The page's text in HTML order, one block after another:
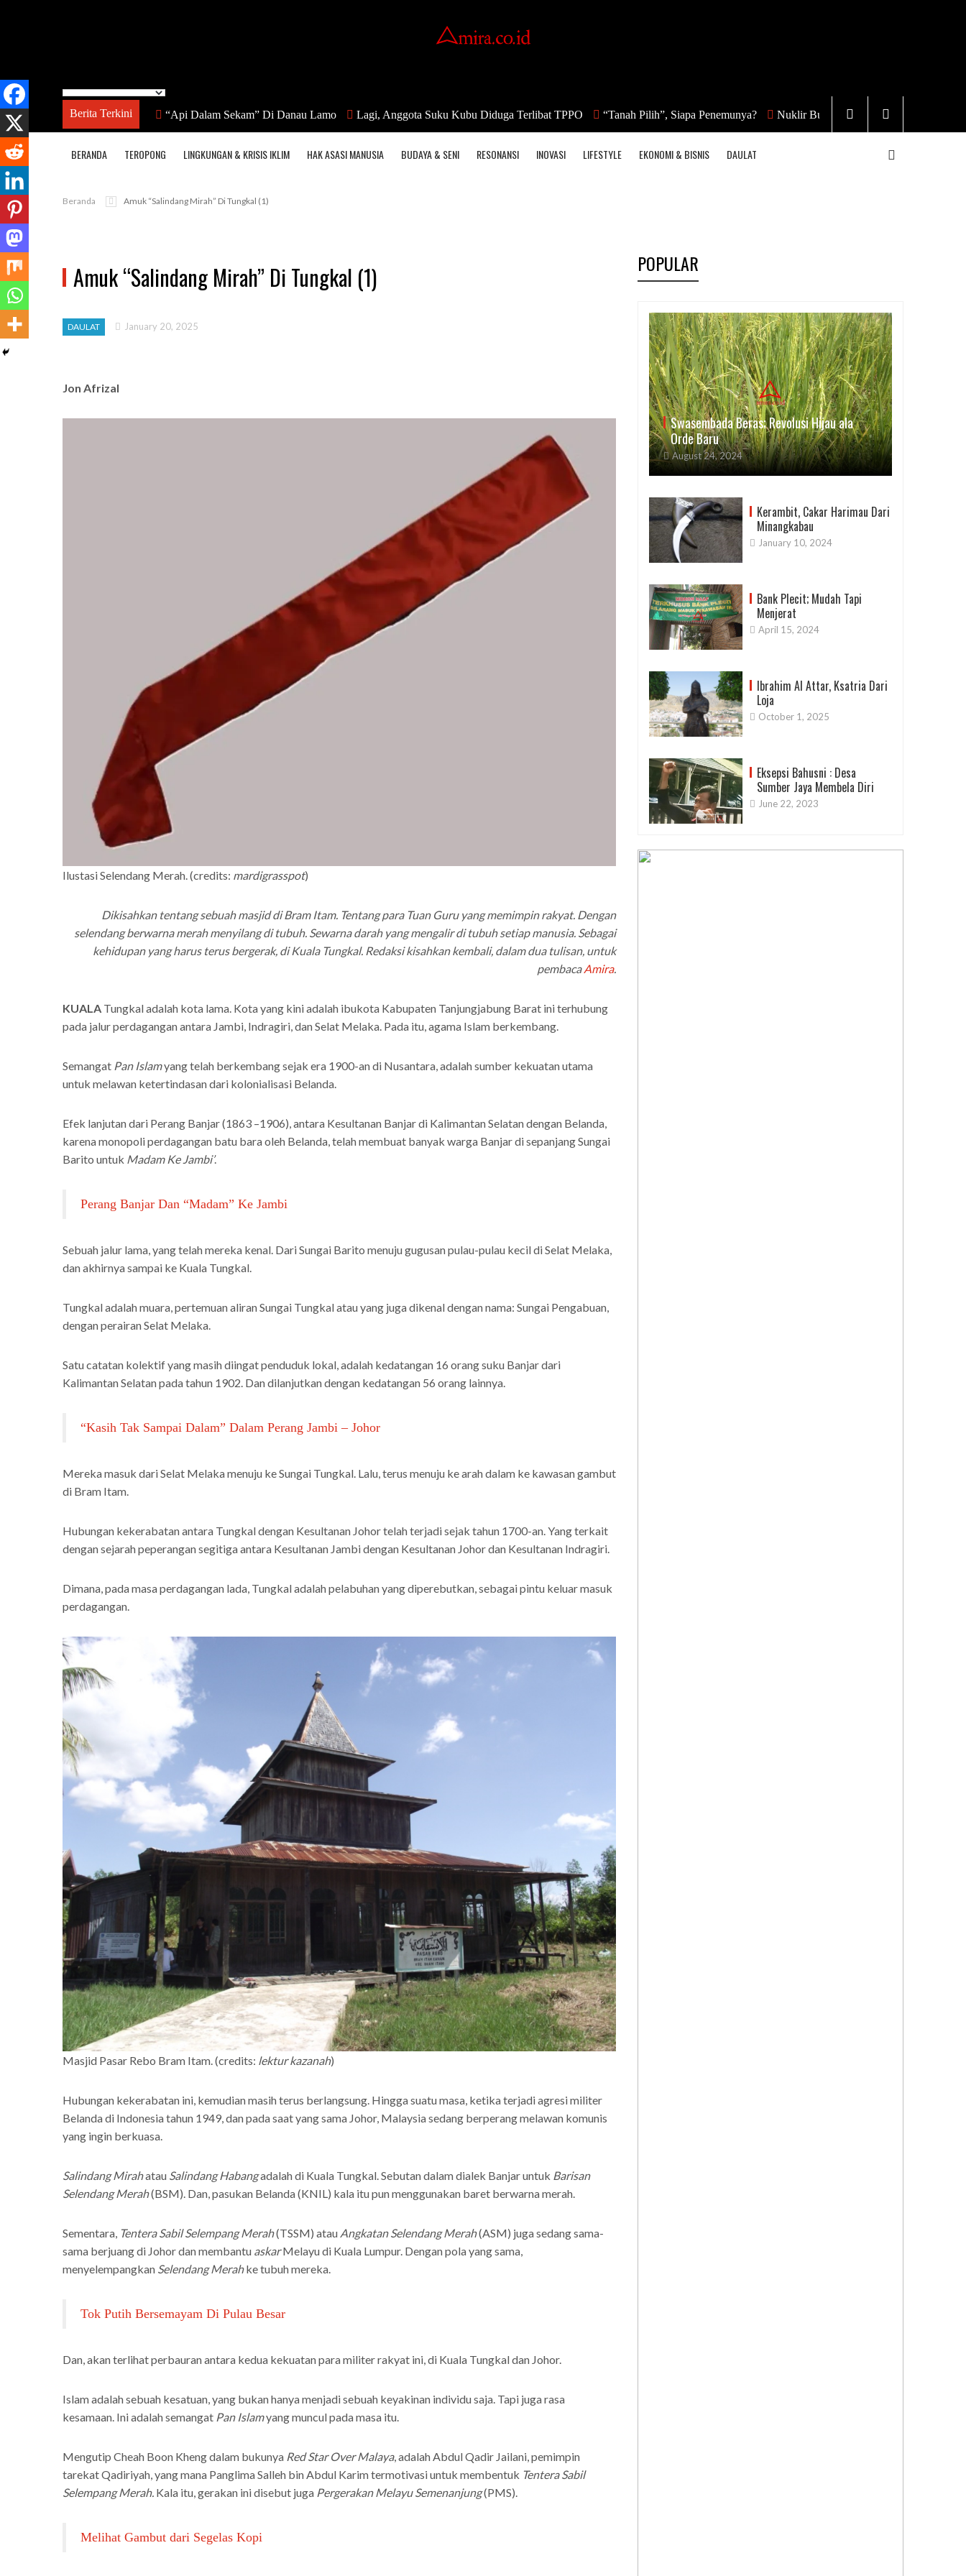
Berita Terkini“Api Dalam Sekam” Di Danau Lamo Lagi, Anggota Suku Kubu Diduga Terlibat TPPO “Tanah Pilih”, Siapa Penemunya? Nuklir Bukan Energi Terbarukan
BERANDA TEROPONG LINGKUNGAN & KRISIS IKLIM HAK ASASI MANUSIA BUDAYA & SENI RESONANSI INOVASI LIFESTYLE EKONOMI & BISNIS DAULAT
Beranda Amuk “Salindang Mirah” Di Tungkal (1)
Amuk “Salindang Mirah” Di Tungkal (1)
DAULAT January 20, 2025
Jon Afrizal
Ilustasi Selendang Merah. (credits: mardigrasspot)
Dikisahkan tentang sebuah masjid di Bram Itam. Tentang para Tuan Guru yang memimpin rakyat. Dengan
selendang berwarna merah menyilang di tubuh. Sewarna darah yang mengalir di tubuh setiap manusia. Sebagai
kehidupan yang harus terus bergerak, di Kuala Tungkal. Redaksi kisahkan kembali, dalam dua tulisan, untuk
pembacaAmira.
KUALA Tungkal adalah kota lama. Kota yang kini adalah ibukota Kabupaten Tanjungjabung Barat ini terhubung
pada jalur perdagangan antara Jambi, Indragiri, dan Selat Melaka. Pada itu, agama Islam berkembang.
Semangat Pan Islamyang telah berkembang sejak era 1900-an di Nusantara, adalah sumber kekuatan utama
untuk melawan ketertindasan dari kolonialisasi Belanda.
Efek lanjutan dari Perang Banjar (1863 –1906), antara Kesultanan Banjar di Kalimantan Selatan dengan Belanda,
karena monopoli perdagangan batu bara oleh Belanda, telah membuat banyak warga Banjar di sepanjang Sungai
Barito untuk Madam Ke Jambi’.
Perang Banjar Dan “Madam” Ke Jambi
Sebuah jalur lama, yang telah mereka kenal. Dari Sungai Barito menuju gugusan pulau-pulau kecil di Selat Melaka,
dan akhirnya sampai ke Kuala Tungkal.
Tungkal adalah muara, pertemuan aliran Sungai Tungkal atau yang juga dikenal dengan nama: Sungai Pengabuan,
dengan perairan Selat Melaka.
Satu catatan kolektif yang masih diingat penduduk lokal, adalah kedatangan 16 orang suku Banjar dari
Kalimantan Selatan pada tahun 1902. Dan dilanjutkan dengan kedatangan 56 orang lainnya.
“Kasih Tak Sampai Dalam” Dalam Perang Jambi – Johor
Mereka masuk dari Selat Melaka menuju ke Sungai Tungkal. Lalu, terus menuju ke arah dalam ke kawasan gambut
di Bram Itam.
Hubungan kekerabatan antara Tungkal dengan Kesultanan Johor telah terjadi sejak tahun 1700-an. Yang terkait
dengan sejarah peperangan segitiga antara Kesultanan Jambi dengan Kesultanan Johor dan Kesultanan Indragiri.
Dimana, pada masa perdagangan lada, Tungkal adalah pelabuhan yang diperebutkan, sebagai pintu keluar masuk
perdagangan.
Masjid Pasar Rebo Bram Itam. (credits: lektur kazanah)
Hubungan kekerabatan ini, kemudian masih terus berlangsung. Hingga suatu masa, ketika terjadi agresi militer
Belanda di Indonesia tahun 1949, dan pada saat yang sama Johor, Malaysia sedang berperang melawan komunis
yang ingin berkuasa.
SalindangMirahatau Salindang Habangadalah di Kuala Tungkal. Sebutan dalam dialek Banjar untuk Barisan
Selendang Merah(BSM). Dan, pasukan Belanda (KNIL) kala itu pun menggunakan baret berwarna merah.
Sementara, Tentera Sabil Selempang Merah(TSSM) atau Angkatan Selendang Merah(ASM) juga sedang sama-
sama berjuang di Johor dan membantu askarMelayu di Kuala Lumpur. Dengan pola yang sama,
menyelempangkan Selendang Merahke tubuh mereka.
Tok Putih Bersemayam Di Pulau Besar
Dan, akan terlihat perbauran antara kedua kekuatan para militer rakyat ini, di Kuala Tungkal dan Johor.
Islam adalah sebuah kesatuan, yang bukan hanya menjadi sebuah keyakinan individu saja. Tapi juga rasa
kesamaan. Ini adalah semangat Pan Islamyang muncul pada masa itu.
Mengutip Cheah Boon Kheng dalam bukunya Red Star Over Malaya, adalah Abdul Qadir Jailani, pemimpin
tarekat Qadiriyah, yang mana Panglima Salleh bin Abdul Karim termotivasi untuk membentuk Tentera Sabil
Selempang Merah. Kala itu, gerakan ini disebut juga Pergerakan Melayu Semenanjung(PMS).
Melihat Gambut dari Segelas Kopi
POPULAR
Swasembada Beras; Revolusi Hijau ala
Orde Baru
August 24, 2024
Kerambit, Cakar Harimau Dari
Minangkabau
January 10, 2024
Bank Plecit; Mudah Tapi
Menjerat
April 15, 2024
Ibrahim Al Attar, Ksatria Dari
Loja
October 1, 2025
Eksepsi Bahusni : Desa
Sumber Jaya Membela Diri
June 22, 2023